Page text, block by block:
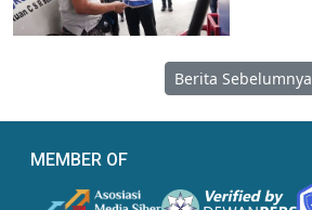
Berita Sebelumnya
MEMBER OF